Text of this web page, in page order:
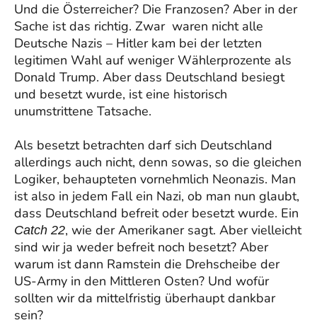
Und die Österreicher? Die Franzosen? Aber in der
Sache ist das richtig. Zwar waren nicht alle
Deutsche Nazis – Hitler kam bei der letzten
legitimen Wahl auf weniger Wählerprozente als
Donald Trump. Aber dass Deutschland besiegt
und besetzt wurde, ist eine historisch
unumstrittene Tatsache.
Als besetzt betrachten darf sich Deutschland
allerdings auch nicht, denn sowas, so die gleichen
Logiker, behaupteten vornehmlich Neonazis. Man
ist also in jedem Fall ein Nazi, ob man nun glaubt,
dass Deutschland befreit oder besetzt wurde. Ein
Catch 22, wie der Amerikaner sagt. Aber vielleicht
sind wir ja weder befreit noch besetzt? Aber
warum ist dann Ramstein die Drehscheibe der
US-Army in den Mittleren Osten? Und wofür
sollten wir da mittelfristig überhaupt dankbar
sein?